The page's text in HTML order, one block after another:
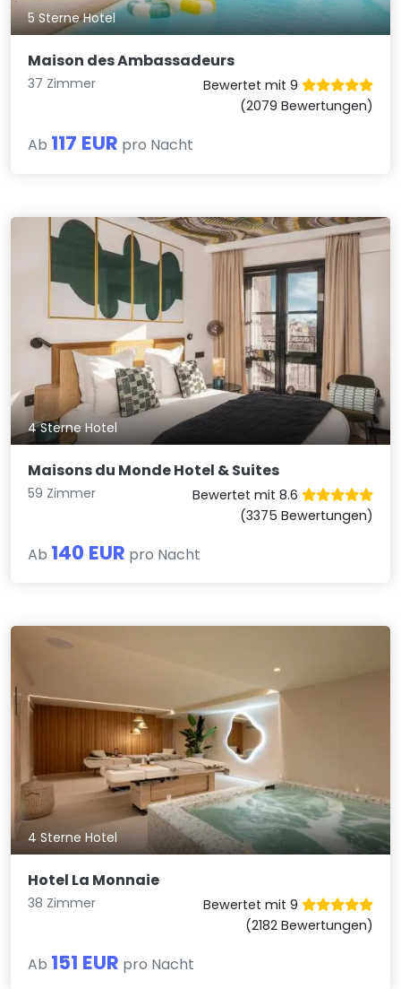
5 Sterne Hotel
Maison des Ambassadeurs
37 Zimmer
Bewertet mit 9
(2079 Bewertungen)
Ab 117 EUR pro Nacht
4 Sterne Hotel
Maisons du Monde Hotel & Suites
59 Zimmer
Bewertet mit 8.6
(3375 Bewertungen)
Ab 140 EUR pro Nacht
4 Sterne Hotel
Hotel La Monnaie
38 Zimmer
Bewertet mit 9
(2182 Bewertungen)
Ab 151 EUR pro Nacht